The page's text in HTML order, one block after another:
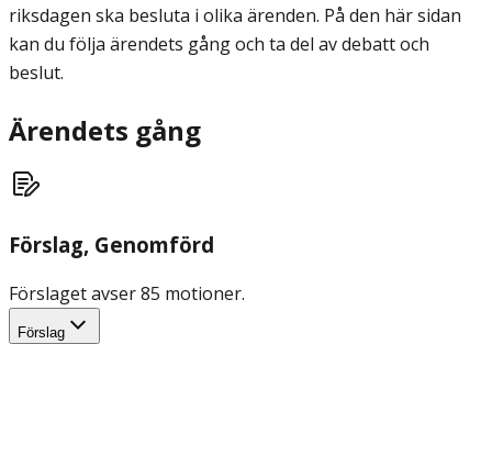
riksdagen ska besluta i olika ärenden. På den här sidan
kan du följa ärendets gång och ta del av debatt och
beslut.
Ärendets gång
Förslag, Genomförd
Förslaget avser 85 motioner.
Förslag